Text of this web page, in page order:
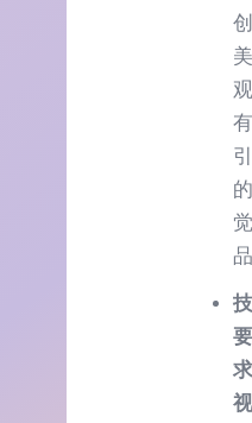
美
观
品
要
求